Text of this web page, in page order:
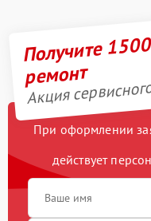
Получите
ремонт
Акция
При оформлении
действует